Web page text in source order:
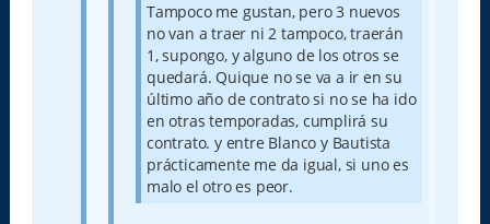
Tampoco me gustan, pero 3 nuevos
no van a traer ni 2 tampoco, traerán
1, supongo, y alguno de los otros se
quedará. Quique no se va a ir en su
último año de contrato si no se ha ido
en otras temporadas, cumplirá su
contrato. y entre Blanco y Bautista
prácticamente me da igual, si uno es
malo el otro es peor.